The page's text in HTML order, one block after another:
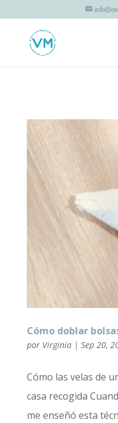
Cómo doblar
por Virginia| Sep 20,
Cómo las velas de
casa recogida
me enseñó esta